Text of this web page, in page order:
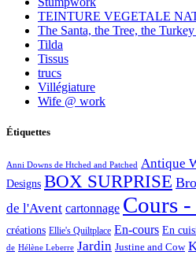
TEINTURE VEGETALE
The Santa, the Tree, the
Tilda
Tissus
trucs
Villégiature
Wife @ work
Étiquettes
Anni Downs de Htched and Patched Antique
Designs BOX SURPRISE
de l'Avent cartonnage Cours -
créations Ellie's Quiltplace En-cours En
de Hélène Leberre Jardin Justine and Cow